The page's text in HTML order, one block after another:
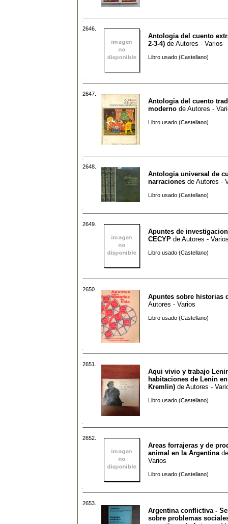
2646.
Antologia del cuento
2-3-4) de Autores - Varios
Libro usado (Castellano)
2647.
Antologia del cuento
moderno de Autores -
Libro usado (Castellano)
2648.
Antologia universal de
narraciones de Autores -
Libro usado (Castellano)
2649.
Apuntes de
CECYP de Autores -
Libro usado (Castellano)
2650.
Apuntes sobre historias
Autores - Varios
Libro usado (Castellano)
2651.
Aqui vivio y trabajo
habitaciones de Lenin
Kremlin) de Autores -
Libro usado (Castellano)
2652.
Areas forrajeras y de
animal en la Argentina
Varios
Libro usado (Castellano)
2653.
Argentina conflictiva -
sobre problemas